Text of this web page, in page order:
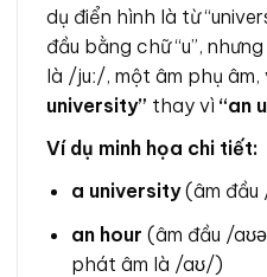
dụ điển hình là từ
đầu bằng chữ “u”,
là /juː/, một âm phụ
university” thay vì “an
Ví dụ minh họa chi tiết:
a university(âm đầu
an hour (âm đầu /
phát âm là /aʊ/)